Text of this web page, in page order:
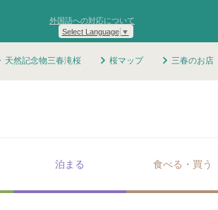
外国語への対応について
Select Language ▼
天然記念物三春滝桜 桜マップ 三春のお店
泊まる 食べる・買う